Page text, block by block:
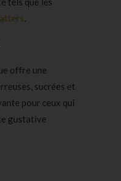
.
offre une
sucrées et
pour ceux qui
gustative